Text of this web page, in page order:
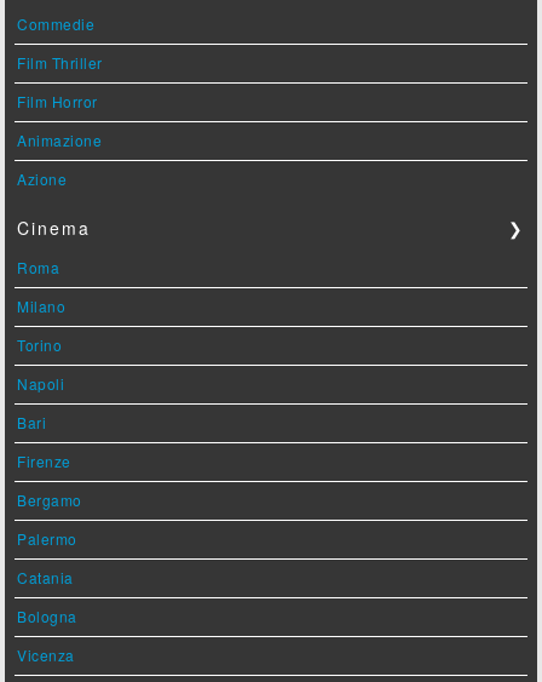
Commedie
Film Thriller
Film Horror
Animazione
Azione
Cinema ❯
Roma
Milano
Torino
Napoli
Bari
Firenze
Bergamo
Palermo
Catania
Bologna
Vicenza